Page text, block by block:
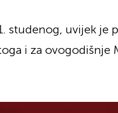
studenog, uvijek je
i za ovogodišnje